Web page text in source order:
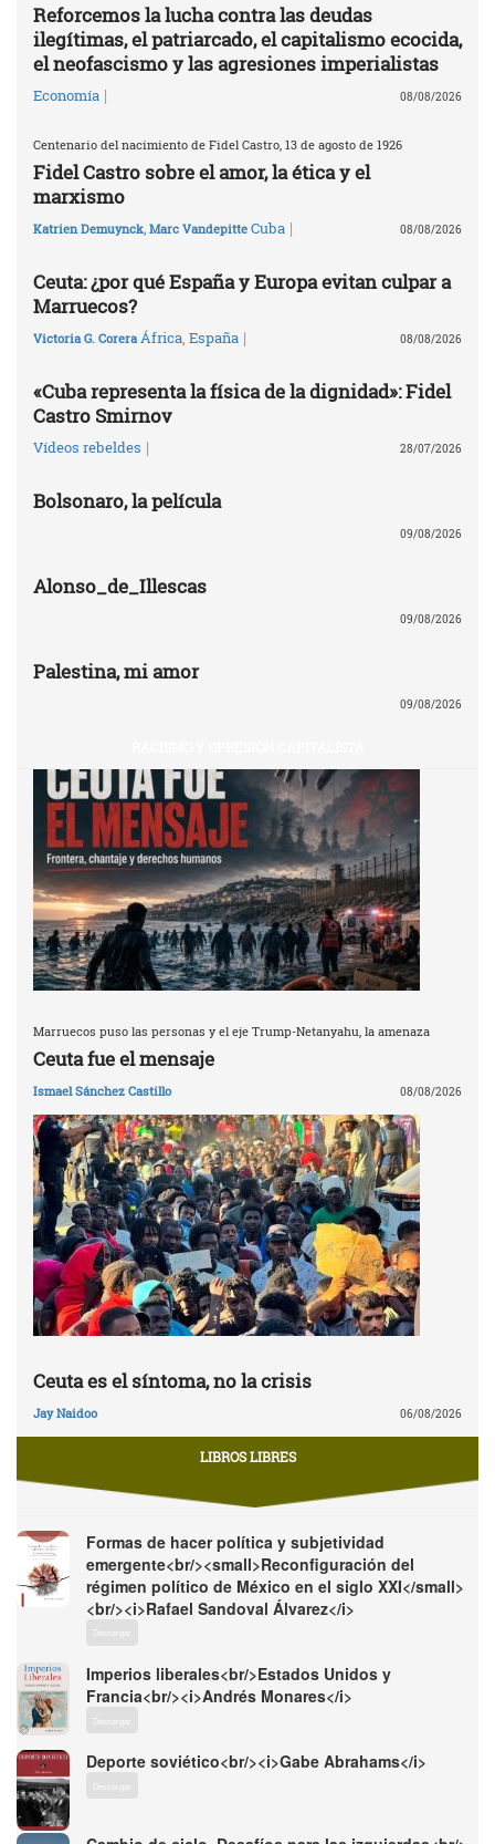
Reforcemos la lucha contra las deudas
ilegítimas, el patriarcado, el capitalismo ecocida,
el neofascismo y las agresiones imperialistas
Economía | 08/08/2026
Centenario del nacimiento de Fidel Castro, 13 de agosto de 1926
Fidel Castro sobre el amor, la ética y el
marxismo
Katrien Demuynck, Marc Vandepitte Cuba | 08/08/2026
Ceuta: ¿por qué España y Europa evitan culpar a
Marruecos?
Victoria G. Corera África España | 08/08/2026
«Cuba representa la física de la dignidad»: Fidel
Castro Smirnov
Vídeos rebeldes | 28/07/2026
Bolsonaro, la película
09/08/2026
Alonso_de_Illescas
09/08/2026
Palestina, mi amor
09/08/2026
Marruecos puso las personas y el eje Trump-Netanyahu, la amenaza
Ceuta fue el mensaje
Ismael Sánchez Castillo 08/08/2026
Ceuta es el síntoma, no la crisis
Jay Naidoo 06/08/2026
LIBROS LIBRES
Formas de hacer política y subjetividad
emergente<br/><small>Reconfiguración del
régimen político de México en el siglo XXI</small>
<br/><i>Rafael Sandoval Álvarez</i>
Descargar
Imperios liberales<br/>Estados Unidos y
Francia<br/><i>Andrés Monares</i>
Descargar
Deporte soviético<br/><i>Gabe Abrahams</i>
Descargar